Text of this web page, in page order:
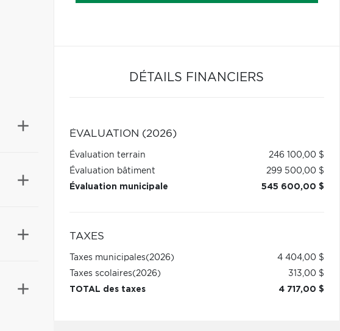
DÉTAILS FINANCIERS
ÉVALUATION (2026)
Évaluation terrain
246 100,00 $
Évaluation bâtiment
299 500,00 $
Évaluation municipale
545 600,00 $
TAXES
Taxes municipales(2026)
4 404,00 $
Taxes scolaires(2026)
313,00 $
TOTAL des taxes
4 717,00 $